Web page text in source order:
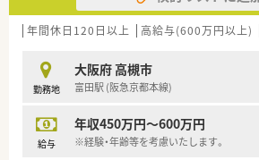
年間休日120日以上 高給与(600万円以上)
勤務地
大阪府 高槻市
富田駅 (阪急京都本線)
給与
年収450万円～600万円
※経験・年齢等を考慮いたします。